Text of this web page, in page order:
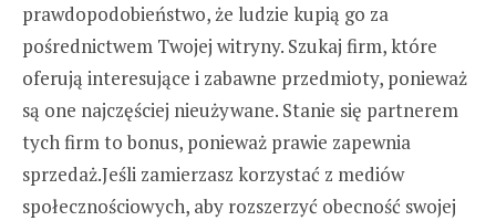
prawdopodobieństwo, że ludzie kupią go za
pośrednictwem Twojej witryny. Szukaj firm, które
oferują interesujące i zabawne przedmioty, ponieważ
są one najczęściej nieużywane. Stanie się partnerem
tych firm to bonus, ponieważ prawie zapewnia
sprzedaż.Jeśli zamierzasz korzystać z mediów
społecznościowych, aby rozszerzyć obecność swojej